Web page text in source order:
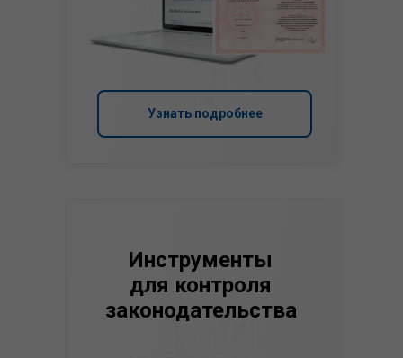
Инструменты
для контроля
законодательства
Узнать подробнее